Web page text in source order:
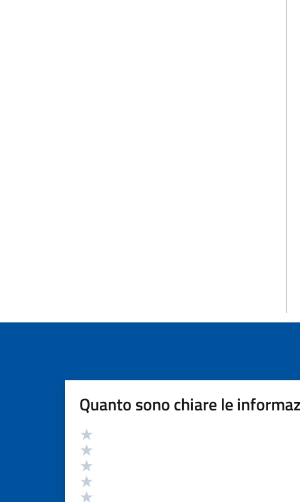
Quanto sono chiare le
Valutazione